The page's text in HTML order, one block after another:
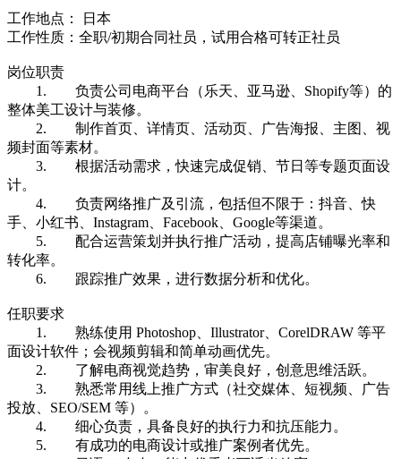
工作地点： 日本
工作性质：全职/初期合同社员，试用合格可转正社员
岗位职责
1. 负责公司电商平台（乐天、亚马逊、Shopify等）的
整体美工设计与装修。
2. 制作首页、详情页、活动页、广告海报、主图、视
频封面等素材。
3. 根据活动需求，快速完成促销、节日等专题页面设
计。
4. 负责网络推广及引流，包括但不限于：抖音、快
手、小红书、Instagram、Facebook、Google等渠道。
5. 配合运营策划并执行推广活动，提高店铺曝光率和
转化率。
6. 跟踪推广效果，进行数据分析和优化。
任职要求
1. 熟练使用 Photoshop、Illustrator、CorelDRAW 等平
面设计软件；会视频剪辑和简单动画优先。
2. 了解电商视觉趋势，审美良好，创意思维活跃。
3. 熟悉常用线上推广方式（社交媒体、短视频、广告
投放、SEO/SEM 等）。
4. 细心负责，具备良好的执行力和抗压能力。
5. 有成功的电商设计或推广案例者优先。